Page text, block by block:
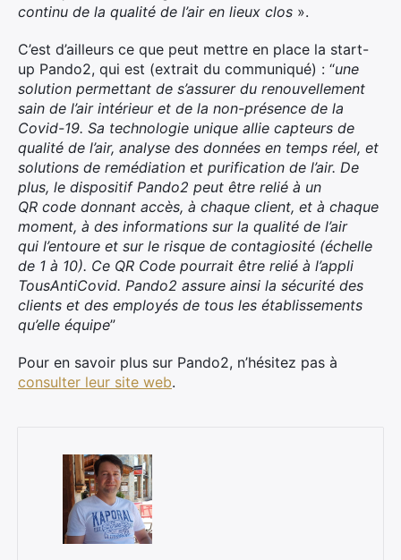
continu de la qualité de l’air en lieux clos ».
C’est d’ailleurs ce que peut mettre en place la start-
up Pando2, qui est (extrait du communiqué) : “une
solution permettant de s’assurer du renouvellement
sain de l’air intérieur et de la non-présence de la
Covid-19. Sa technologie unique allie capteurs de
qualité de l’air, analyse des données en temps réel, et
solutions de remédiation et purification de l’air. De
plus, le dispositif Pando2 peut être relié à un
QR code donnant accès, à chaque client, et à chaque
moment, à des informations sur la qualité de l’air
qui l’entoure et sur le risque de contagiosité (échelle
de 1 à 10). Ce QR Code pourrait être relié à l’appli
TousAntiCovid. Pando2 assure ainsi la sécurité des
clients et des employés de tous les établissements
qu’elle équipe”
Pour en savoir plus sur Pando2, n’hésitez pas à
consulter leur site web.